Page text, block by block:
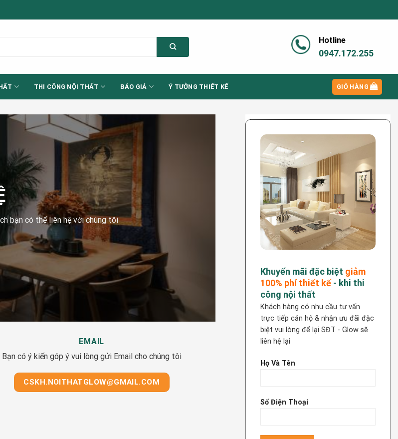
Hotline
0947.172.255
THI CÔNG NỘI THẤT BÁO GIÁ Ý TƯỞNG THIẾT KẾ GIỎ HÀNG
bạn có thể liên hệ với chúng tôi
EMAIL
Bạn có ý kiến góp ý vui lòng gửi Email cho chúng tôi
CSKH.NOITHATGLOW@GMAIL.COM
Khuyến mãi đặc biệt giảm
100% phí thiết kế- khi thi
công nội thất
Khách hàng có nhu cầu tư vấn
trực tiếp căn hộ & nhận ưu đãi đặc
biệt vui lòng để lại SĐT - Glow sẽ
liên hệ lại
Họ Và Tên
Số Điện Thoại